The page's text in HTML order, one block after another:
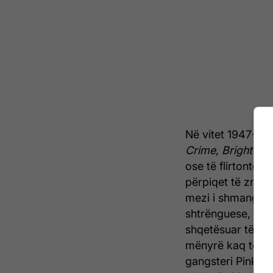
Në vitet 1947-
Crime, Brighton
ose të flirtonte
përpiqet të
mezi i shmanget
shtrënguese, që
shqetësuar të
mënyrë kaq të
gangsteri Pinkie,